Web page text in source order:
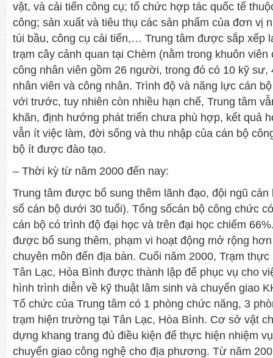
vật, và cải tiến công cụ; tổ chức hợp tác quốc tế
công; sản xuất và tiêu thụ các sản phẩm của đơn vị
túi bầu, công cụ cải tiến,… Trung tâm được sắp xếp
trạm cây cảnh quan tại Chèm (nằm trong khuôn viên
công nhân viên gồm 26 người, trong đó có 10 kỹ sư,
nhân viên và công nhân. Trình độ và năng lực cán
với trước, tuy nhiên còn nhiều hạn chế, Trung tâm
khăn, định hướng phát triển chưa phù hợp, kết quả
vẫn ít việc làm, đời sống và thu nhập của cán bộ
bộ ít được đào tạo.
– Thời kỳ từ năm 2000 đến nay:
Trung tâm được bổ sung thêm lãnh đạo, đội ngũ
số cán bộ dưới 30 tuổi). Tổng sốcán bộ công chức
cán bộ có trình độ đại học và trên đại học chiếm
được bổ sung thêm, phạm vi hoạt động mở rộng
chuyên môn đến địa bàn. Cuối năm 2000, Trạm
Tân Lạc, Hòa Bình được thành lập để phục vụ cho
hình trình diễn về kỹ thuật lâm sinh và chuyển giao
Tổ chức của Trung tâm có 1 phòng chức năng, 3
trạm hiện trường tại Tân Lạc, Hòa Bình. Cơ sở vật
dựng khang trang đủ điều kiện để thực hiện nhiệm
chuyển giao công nghệ cho địa phương. Từ năm